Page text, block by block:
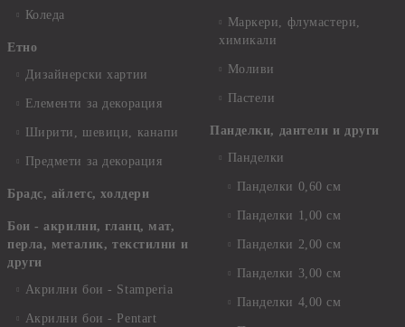
Коледа
Етно
Дизайнерски хартии
Елементи за декорация
Ширити, шевици, канапи
Предмети за декорация
Брадс, айлетс, холдери
Бои - акрилни, гланц, мат,
перла, металик, текстилни и
други
Акрилни бои - Stamperia
Акрилни бои - Pentart
Маркери, флумастери,
химикали
Моливи
Пастели
Панделки, дантели и други
Панделки
Панделки 0,60 см
Панделки 1,00 см
Панделки 2,00 см
Панделки 3,00 см
Панделки 4,00 см